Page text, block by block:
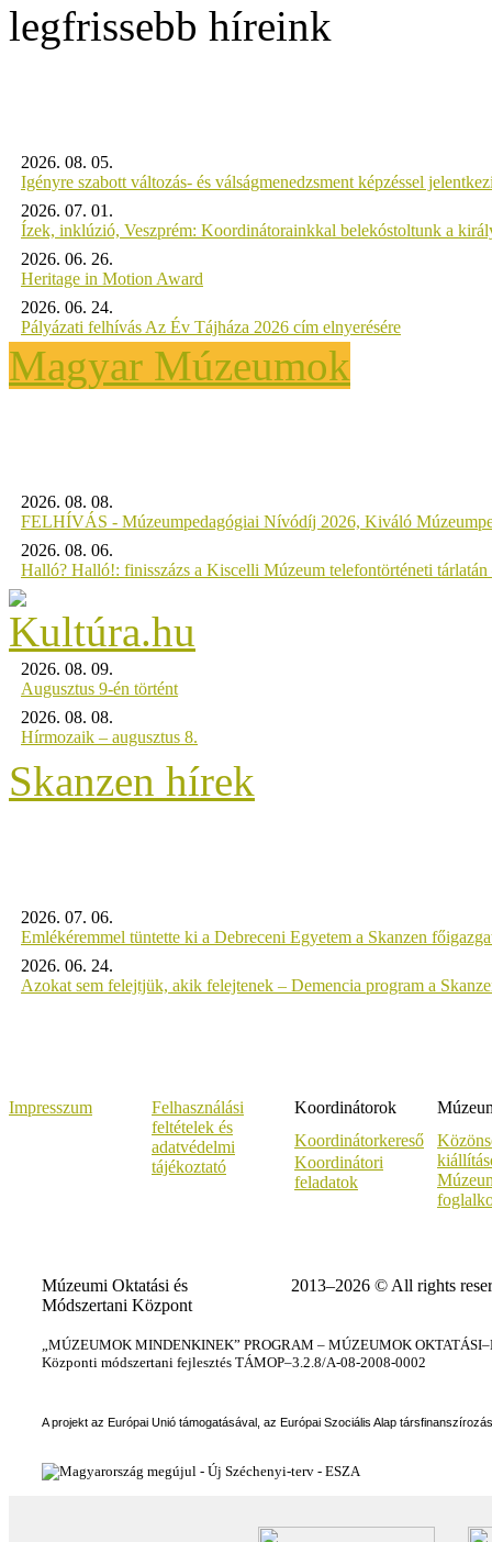
legfrissebb híreink
2026. 08. 05.
Igényre szabott változás- és válságmenedzsment képzéssel
2026. 07. 01.
Ízek, inklúzió, Veszprém: Koordinátorainkkal belekóstoltunk a
2026. 06. 26.
Heritage in Motion Award
2026. 06. 24.
Pályázati felhívás Az Év Tájháza 2026 cím elnyerésére
Magyar Múzeumok
2026. 08. 08.
FELHÍVÁS - Múzeumpedagógiai Nívódíj 2026, Kiváló
2026. 08. 06.
Halló? Halló!: finisszázs a Kiscelli Múzeum telefontörténeti tárlatán
2026. 08. 09.
Augusztus 9-én történt
2026. 08. 08.
Hírmozaik – augusztus 8.
Skanzen hírek
2026. 07. 06.
Emlékéremmel tüntette ki a Debreceni Egyetem a Skanzen
2026. 06. 24.
Azokat sem felejtjük, akik felejtenek – Demencia program a
Impresszum
Felhasználási
feltételek és
adatvédelmi
tájékoztató
Koordinátorok
Koordinátorkereső
Koordinátori
feladatok
Múzeumi Oktatási és
Módszertani Központ
2013–2026 © All rights
„MÚZEUMOK MINDENKINEK” PROGRAM – MÚZEUMOK
Központi módszertani fejlesztés TÁMOP–3.2.8/A-08-2008-0002
A projekt az Európai Unió támogatásával, az Európai Szociális Alap